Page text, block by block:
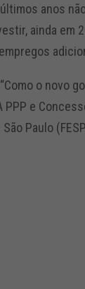
anos
ainda em
o novo
e
Paulo